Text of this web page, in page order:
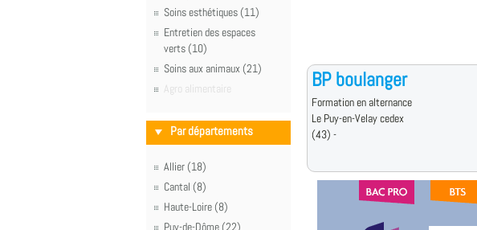
Soins esthétiques (11)
Entretien des espaces
verts (10)
Soins aux animaux (21)
Agro alimentaire
Par départements
Allier (18)
Cantal (8)
Haute-Loire (8)
Puy-de-Dôme (22)
BP boulanger
Formation en alternance
Le Puy-en-Velay cedex
(43) -